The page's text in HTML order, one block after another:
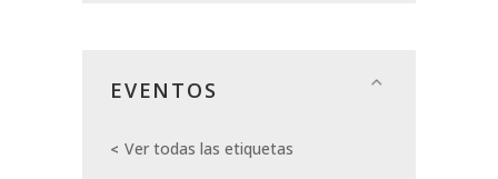
EVENTOS
Ver todas las etiquetas